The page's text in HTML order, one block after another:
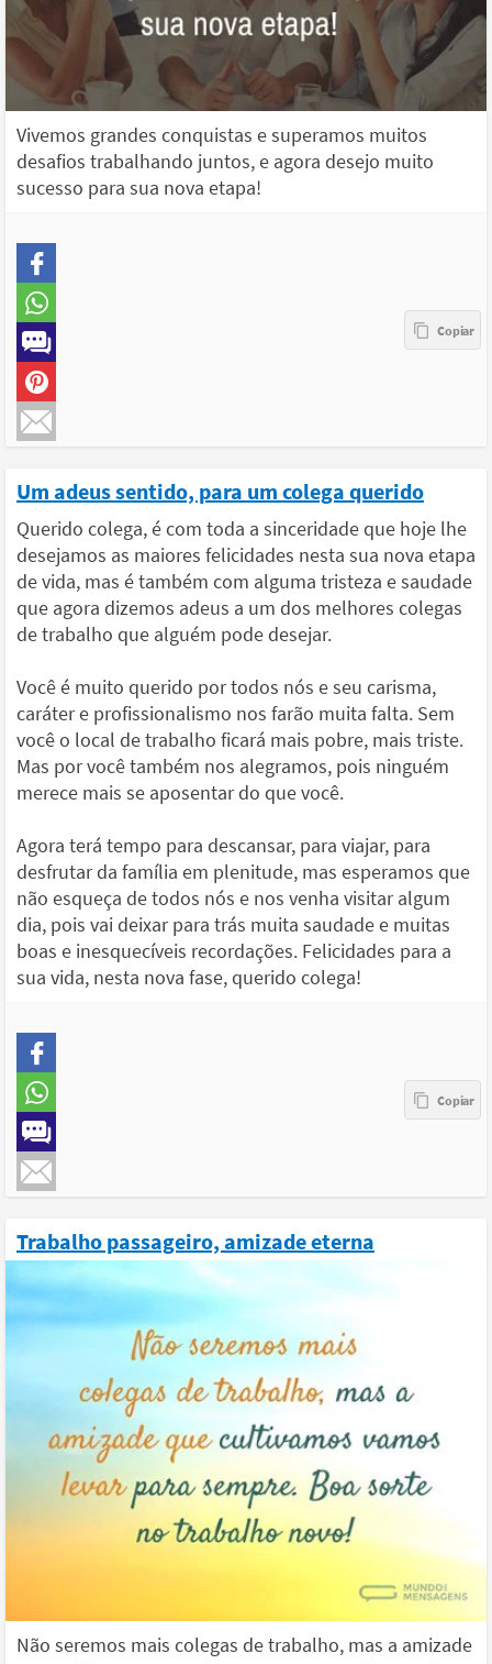
Vivemos grandes conquistas e superamos muitos
desafios trabalhando juntos, e agora desejo muito
sucesso para sua nova etapa!
Um adeus sentido, para um colega querido
Querido colega, é com toda a sinceridade que hoje lhe
desejamos as maiores felicidades nesta sua nova etapa
de vida, mas é também com alguma tristeza e saudade
que agora dizemos adeus a um dos melhores colegas
de trabalho que alguém pode desejar.
Você é muito querido por todos nós e seu carisma,
caráter e profissionalismo nos farão muita falta. Sem
você o local de trabalho ficará mais pobre, mais triste.
Mas por você também nos alegramos, pois ninguém
merece mais se aposentar do que você.
Agora terá tempo para descansar, para viajar, para
desfrutar da família em plenitude, mas esperamos que
não esqueça de todos nós e nos venha visitar algum
dia, pois vai deixar para trás muita saudade e muitas
boas e inesquecíveis recordações. Felicidades para a
sua vida, nesta nova fase, querido colega!
Trabalho passageiro, amizade eterna
Não seremos mais colegas de trabalho, mas a amizade